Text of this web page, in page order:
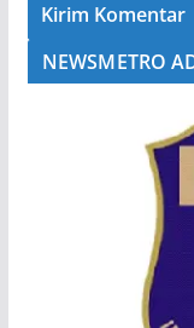
NEWSMETRO